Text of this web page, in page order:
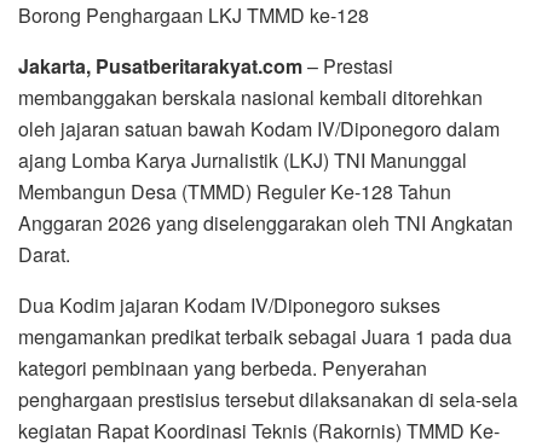
Borong Penghargaan LKJ TMMD ke-128
Jakarta, Pusatberitarakyat.com– Prestasi
membanggakan berskala nasional kembali ditorehkan
oleh jajaran satuan bawah Kodam IV/Diponegoro dalam
ajang Lomba Karya Jurnalistik (LKJ) TNI Manunggal
Membangun Desa (TMMD) Reguler Ke-128 Tahun
Anggaran 2026 yang diselenggarakan oleh TNI Angkatan
Darat.
Dua Kodim jajaran Kodam IV/Diponegoro sukses
mengamankan predikat terbaik sebagai Juara 1 pada dua
kategori pembinaan yang berbeda. Penyerahan
penghargaan prestisius tersebut dilaksanakan di sela-sela
kegiatan Rapat Koordinasi Teknis (Rakornis) TMMD Ke-